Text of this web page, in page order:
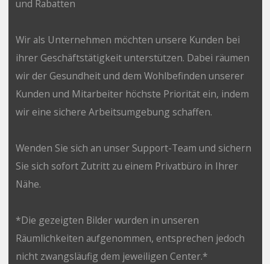
und Rabatten
Wir als Unternehmen möchten unsere Kunden bei
ihrer Geschäftstätigkeit unterstützen. Dabei räumen
wir der Gesundheit und dem Wohlbefinden unserer
Kunden und Mitarbeiter höchste Priorität ein, indem
wir eine sichere Arbeitsumgebung schaffen.
Wenden Sie sich an unser Support-Team und sichern
Sie sich sofort Zutritt zu einem Privatbüro in Ihrer
Nähe.
*Die gezeigten Bilder wurden in unseren
Räumlichkeiten aufgenommen, entsprechen jedoch
nicht zwangsläufig dem jeweiligen Center.*